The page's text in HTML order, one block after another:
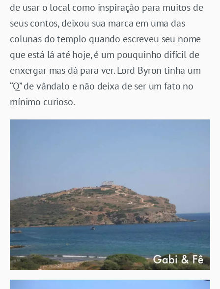
de usar o local como inspiração para muitos de
seus contos, deixou sua marca em uma das
colunas do templo quando escreveu seu nome
que está lá até hoje, é um pouquinho difícil de
enxergar mas dá para ver. Lord Byron tinha um
“Q” de vândalo e não deixa de ser um fato no
mínimo curioso.